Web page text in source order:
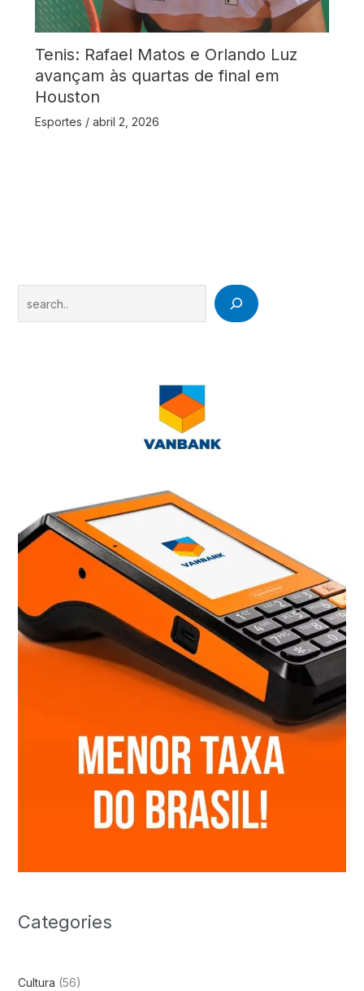
Tenis: Rafael Matos e Orlando Luz
avançam às quartas de final em
Houston
Esportes / abril 2, 2026
Categories
Cultura (56)